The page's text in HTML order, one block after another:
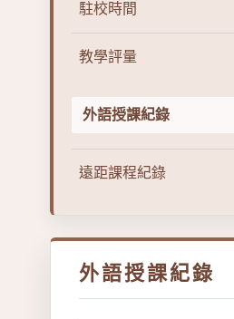
駐校時間
教學評量
外語授課紀錄
遠距課程紀錄
外語授課紀錄